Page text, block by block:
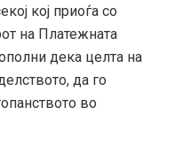
кој приоѓа со
на Платежната
дека целта на
да го
во